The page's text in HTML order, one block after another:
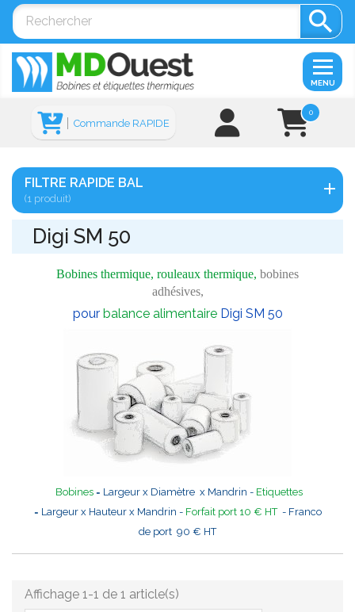

0
Commande RAPIDE
MENU
FILTRE RAPIDE BAL
(1 produit)
Digi SM 50
Bobines thermique, rouleaux thermique, bobines
adhésives,
pour balance alimentaireDigi SM 50
Bobines = Largeur x Diamètre x Mandrin - Etiquettes
= Largeur x Hauteur x Mandrin - Forfait port 10 € HT- Franco
de port 90 € HT
Affichage 1-1 de 1 article(s)